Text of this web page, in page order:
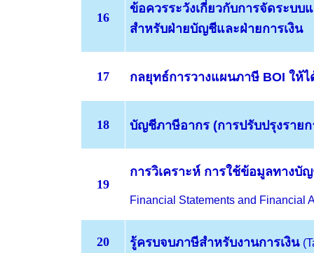
16
ข้อควรระวังเกี่ยวกับการจัดระบบ
สำหรับฝ่ายบัญชีและฝ่ายการเงิน
17 กลยุทธ์การวางแผนภาษี BOI ให้ไ
18 บัญชีภาษีอากร (การปรับปรุงราย
19
การวิเคราะห์ การใช้ข้อมูลทางบั
Financial Statements and Financial
20 รู้ครบจบภาษีสำหรับงานการเงิน